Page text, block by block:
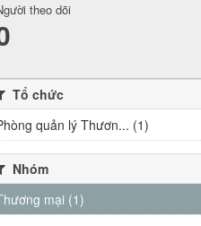
theo dõi
Tổ chức
quản lý Thươn... (1)
Nhóm
mại (1)